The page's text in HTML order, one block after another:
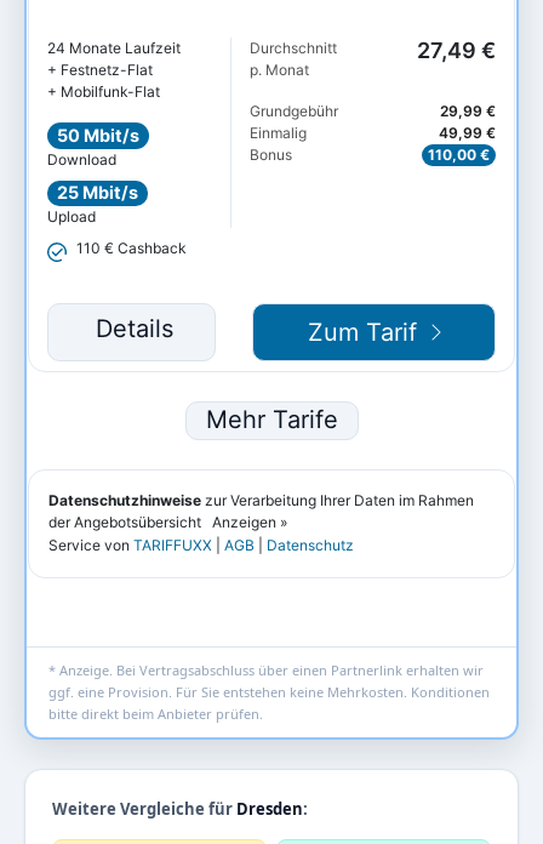
* Anzeige. Bei Vertragsabschluss über einen Partnerlink erhalten wir
ggf. eine Provision. Für Sie entstehen keine Mehrkosten. Konditionen
bitte direkt beim Anbieter prüfen.
Weitere Vergleiche für Dresden: